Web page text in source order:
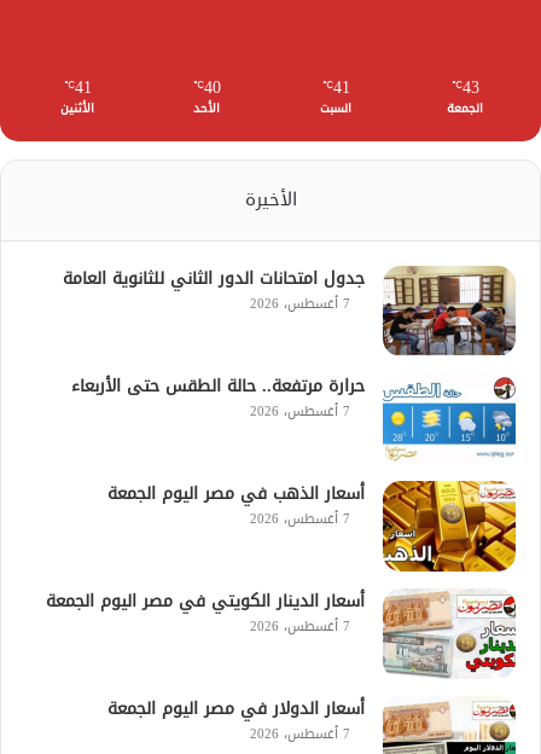
43
℃
الجمعة
41
℃
السبت
40
℃
الأحد
41
℃
الأثنين
الأخيرة
جدول امتحانات الدور الثاني للثانوية العامة
7 أغسطس، 2026
حرارة مرتفعة.. حالة الطقس حتى الأربعاء
7 أغسطس، 2026
أسعار الذهب في مصر اليوم الجمعة
7 أغسطس، 2026
أسعار الدينار الكويتي في مصر اليوم الجمعة
7 أغسطس، 2026
أسعار الدولار في مصر اليوم الجمعة
7 أغسطس، 2026